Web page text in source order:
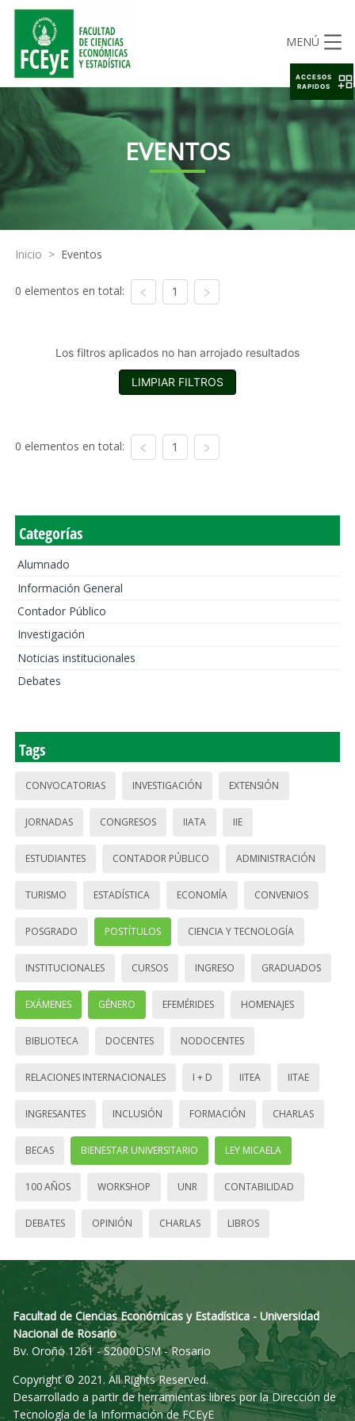
MENÚ
EVENTOS
Inicio > Eventos
0 elementos en total: 1
Los filtros aplicados no han arrojado resultados
LIMPIAR FILTROS
0 elementos en total: 1
Categorías
Alumnado
Información General
Contador Público
Investigación
Noticias institucionales
Debates
Tags
CONVOCATORIAS INVESTIGACIÓN EXTENSIÓN
JORNADAS CONGRESOS IIATA IIE
ESTUDIANTES CONTADOR PÚBLICO ADMINISTRACIÓN
TURISMO ESTADÍSTICA ECONOMÍA CONVENIOS
POSGRADO POSTÍTULOS CIENCIA Y TECNOLOGÍA
INSTITUCIONALES CURSOS INGRESO GRADUADOS
EXÁMENES GÉNERO EFEMÉRIDES HOMENAJES
BIBLIOTECA DOCENTES NODOCENTES
RELACIONES INTERNACIONALES I + D IITEA IITAE
INGRESANTES INCLUSIÓN FORMACIÓN CHARLAS
BECAS BIENESTAR UNIVERSITARIO LEY MICAELA
100 AÑOS WORKSHOP UNR CONTABILIDAD
DEBATES OPINIÓN CHARLAS LIBROS
Facultad de Ciencias Económicas y Estadística - Universidad
Nacional de Rosario
Bv. Oroño 1261 - S2000DSM - Rosario
Copyright © 2021. All Rights Reserved.
Desarrollado a partir de herramientas libres por la Dirección de
Tecnología de la Información de FCEyE
ACCESOS
RAPIDOS